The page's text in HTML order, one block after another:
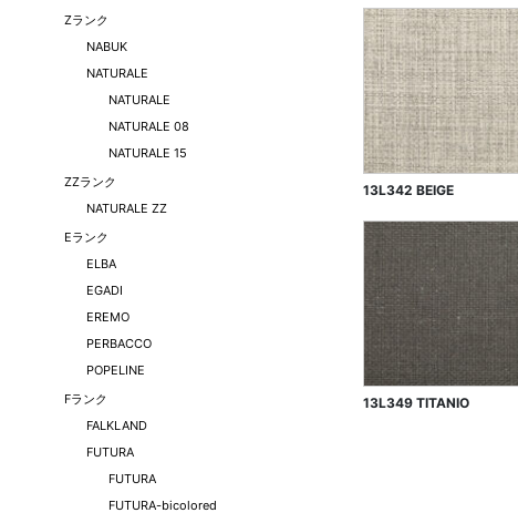
13L342 BEIGE
13L349 TITANIO
Zランク
NABUK
NATURALE
NATURALE
NATURALE 08
NATURALE 15
ZZランク
NATURALE ZZ
Eランク
ELBA
EGADI
EREMO
PERBACCO
POPELINE
Fランク
FALKLAND
FUTURA
FUTURA
FUTURA-bicolored